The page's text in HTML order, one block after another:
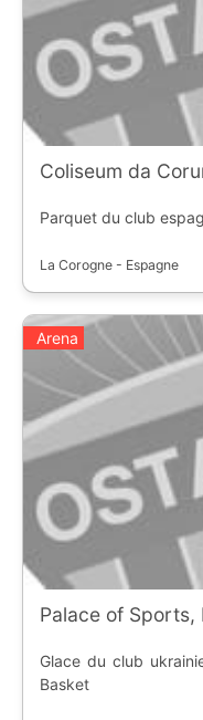
Coliseum da
Parquet du club
La Corogne - Espagne
Arena
Palace of Sports,
Glace du club
Basket